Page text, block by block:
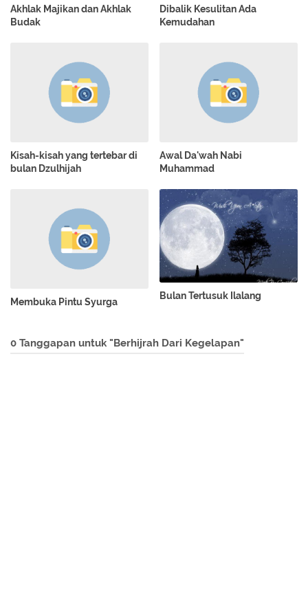
Akhlak Majikan dan Akhlak
Budak
Dibalik Kesulitan Ada
Kemudahan
Kisah-kisah yang tertebar di
bulan Dzulhijah
Awal Da'wah Nabi
Muhammad
Membuka Pintu Syurga
Bulan Tertusuk Ilalang
0 Tanggapan untuk "Berhijrah Dari Kegelapan"